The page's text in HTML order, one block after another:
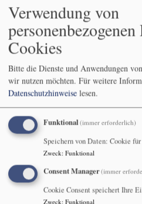
Ephorie Rodach
evangelisch im westlichen Coburger Land
Hauptnavigation
Startseite Andachten zu den Sonn-
17. Mai
Sonntag
Verwendung von
Cookies
Bitte die Dienste und Anwendungen
wir nutzen möchten. Für weitere
Datenschutzhinweise lesen.
Funktional (immer erforderlich)
Speichern von Daten: Cookie
Zweck: Funktional
Consent Manager(immer
Cookie Consent speichert Ihre
Zweck: Funktional